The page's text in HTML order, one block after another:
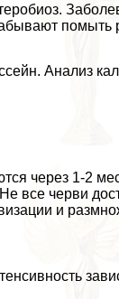
помыть
Анализ
через 1-2
все черви
и